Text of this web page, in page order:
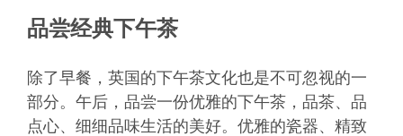
品尝经典下午茶
除了早餐，英国的下午茶文化也是不可忽视的一
部分。午后，品尝一份优雅的下午茶，品茶、品
点心、细细品味生活的美好。优雅的瓷器、精致